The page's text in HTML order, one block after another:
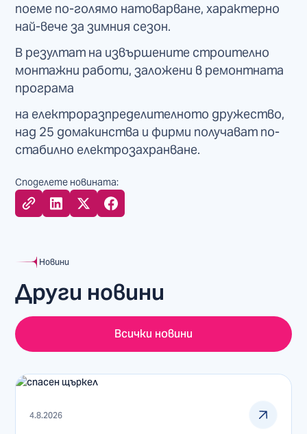
поеме по-голямо натоварване, характерно
най-вече за зимния сезон.
В резултат на извършените строително
монтажни работи, заложени в ремонтната
програма
на електроразпределителното дружество,
над 25 домакинства и фирми получават по-
стабилно електрозахранване.
Споделете новината:
Новини
Други новини
Всички новини
4.8.2026